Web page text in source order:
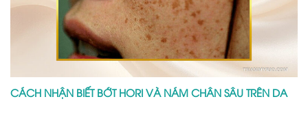
CÁCH NHẬN BIẾT BỚT HORI VÀ NÁM CHÂN SÂU TRÊN DA